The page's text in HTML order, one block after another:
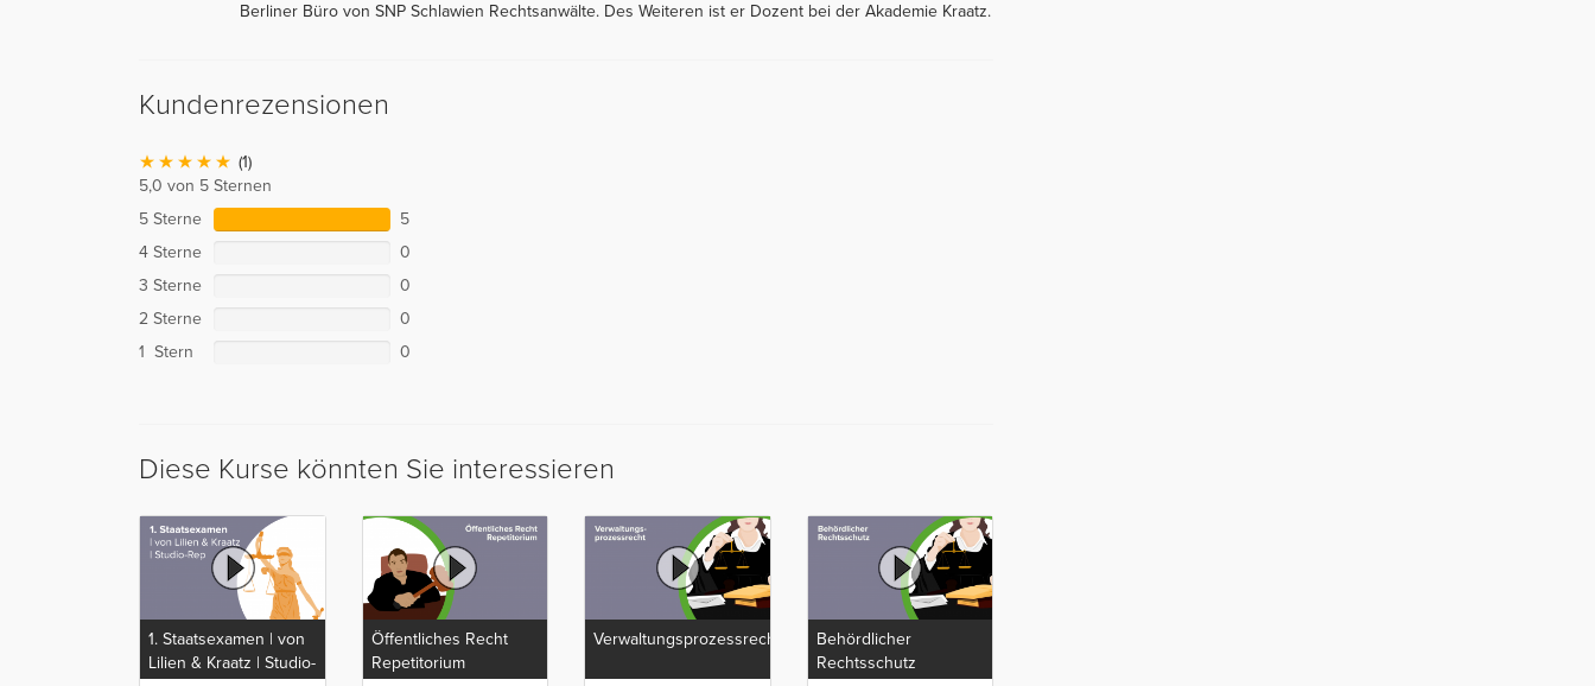
Berliner Büro von SNP Schlawien Rechtsanwälte. Des Weiteren ist er Dozent bei der Akademie Kraatz.
Kundenrezensionen
(1)
5,0 von 5 Sternen
5 Sterne
5
4 Sterne
0
3 Sterne
0
2 Sterne
0
1 Stern
0
Diese Kurse könnten Sie interessieren
1. Staatsexamen | von
Lilien & Kraatz | Studio-
Öffentliches Recht
Repetitorium
Verwaltungsprozessrecht
Behördlicher
Rechtsschutz